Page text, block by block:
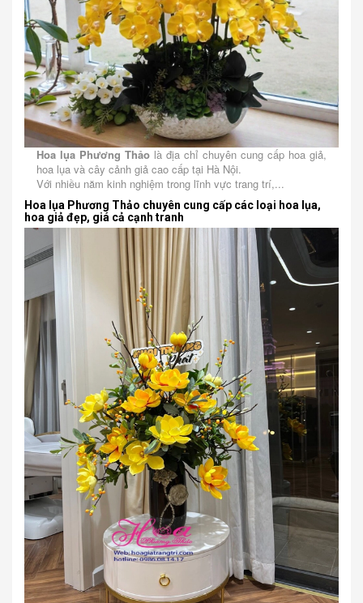
Hoa lụa Phương Thảo là địa chỉ chuyên cung cấp hoa giả,
hoa lụa và cây cảnh giả cao cấp tại Hà Nội.
Với nhiều năm kinh nghiệm trong lĩnh vực trang trí,...
Hoa lụa Phương Thảo chuyên cung cấp các loại hoa lụa,
hoa giả đẹp, giá cả cạnh tranh